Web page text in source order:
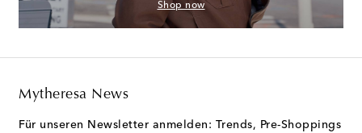
Shop now
Mytheresa News
Für unseren Newsletter anmelden: Trends, Pre-Shoppings